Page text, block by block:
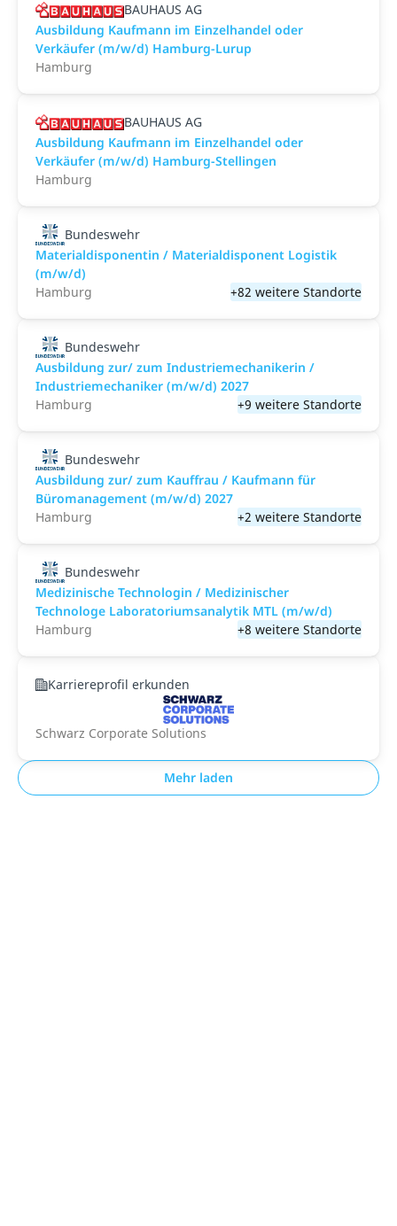
BAUHAUS AG
Ausbildung Kaufmann im Einzelhandel oder
Verkäufer (m/w/d) Hamburg-Lurup
Hamburg
BAUHAUS AG
Ausbildung Kaufmann im Einzelhandel oder
Verkäufer (m/w/d) Hamburg-Stellingen
Hamburg
Bundeswehr
Materialdisponentin / Materialdisponent Logistik
(m/w/d)
Hamburg
+82 weitere Standorte
Bundeswehr
Ausbildung zur/ zum Industriemechanikerin /
Industriemechaniker (m/w/d) 2027
Hamburg
+9 weitere Standorte
Bundeswehr
Ausbildung zur/ zum Kauffrau / Kaufmann für
Büromanagement (m/w/d) 2027
Hamburg
+2 weitere Standorte
Bundeswehr
Medizinische Technologin / Medizinischer
Technologe Laboratoriumsanalytik MTL (m/w/d)
Hamburg
+8 weitere Standorte
Karriereprofil erkunden
Schwarz Corporate Solutions
Mehr laden